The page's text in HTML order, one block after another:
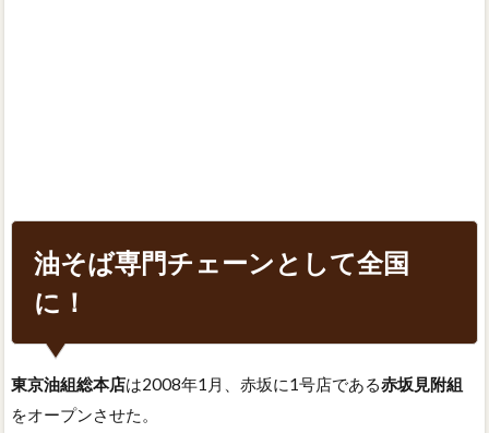
油そば専門チェーンとして全国
に！
東京油組総本店は2008年1月、赤坂に1号店である赤坂見附組
をオープンさせた。